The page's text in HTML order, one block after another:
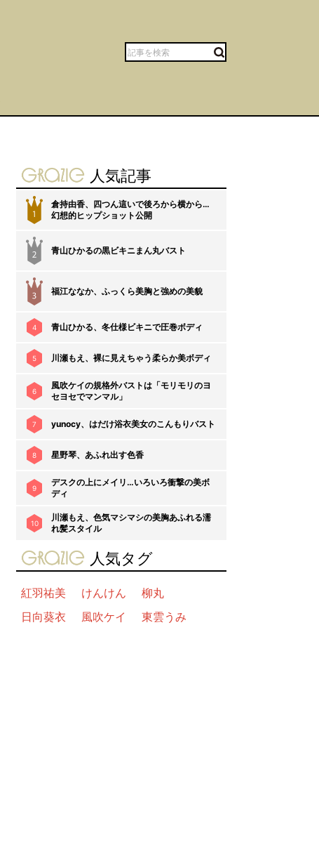
gravure-grazie
人気記事
1
倉持由香、四つん這いで後ろから横から…
幻想的ヒップショット公開
青山ひかるの黒ビキニまん丸バスト
福江ななか、ふっくら美胸と強めの美貌
4 青山ひかる、冬仕様ビキニで圧巻ボディ
5 川瀬もえ、裸に見えちゃう柔らか美ボディ
6
風吹ケイの規格外バストは「モリモリのヨ
セヨセでマンマル」
7 yunocy、はだけ浴衣美女のこんもりバスト
8 星野琴、あふれ出す色香
9
デスクの上にメイリ…いろいろ衝撃の美ボ
ディ
10
川瀬もえ、色気マシマシの美胸あふれる濡
れ髪スタイル
gravure-grazie
人気タグ
紅羽祐美 けんけん
柳丸
日向葵衣
風吹ケイ 東雲うみ